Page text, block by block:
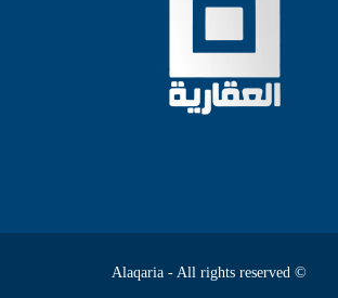
© Alaqaria - All rights reserved